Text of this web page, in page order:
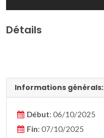
Détails
Informations générals:
Début: 06/10/2025
Fin: 07/10/2025